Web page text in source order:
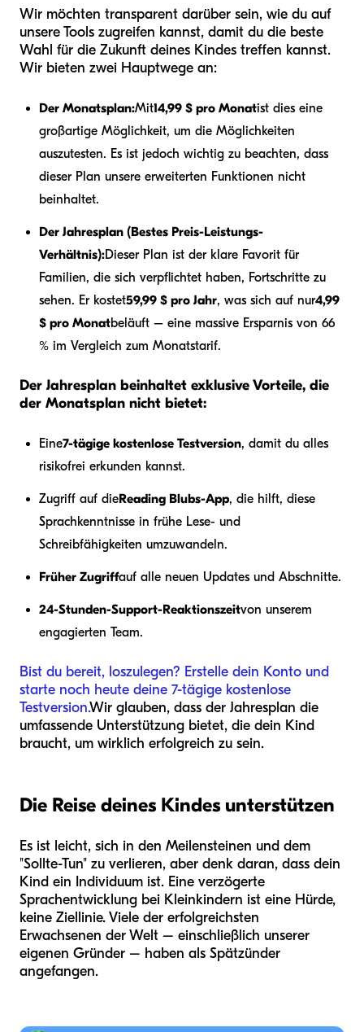
Wir möchten transparent darüber sein, wie du auf
unsere Tools zugreifen kannst, damit du die beste
Wahl für die Zukunft deines Kindes treffen kannst.
Wir bieten zwei Hauptwege an:
Der Monatsplan:Mit14,99 $ pro Monatist dies eine
großartige Möglichkeit, um die Möglichkeiten
auszutesten. Es ist jedoch wichtig zu beachten, dass
dieser Plan unsere erweiterten Funktionen nicht
beinhaltet.
Der Jahresplan (Bestes Preis-Leistungs-
Verhältnis):Dieser Plan ist der klare Favorit für
Familien, die sich verpflichtet haben, Fortschritte zu
sehen. Er kostet59,99 $ pro Jahr, was sich auf nur4,99
$ pro Monatbeläuft – eine massive Ersparnis von 66
% im Vergleich zum Monatstarif.
Der Jahresplan beinhaltet exklusive Vorteile, die
der Monatsplan nicht bietet:
Eine7-tägige kostenlose Testversion, damit du alles
risikofrei erkunden kannst.
Zugriff auf dieReading Blubs-App, die hilft, diese
Sprachkenntnisse in frühe Lese- und
Schreibfähigkeiten umzuwandeln.
Früher Zugriffauf alle neuen Updates und Abschnitte.
24-Stunden-Support-Reaktionszeitvon unserem
engagierten Team.
Bist du bereit, loszulegen? Erstelle dein Konto und
starte noch heute deine 7-tägige kostenlose
Testversion.Wir glauben, dass der Jahresplan die
umfassende Unterstützung bietet, die dein Kind
braucht, um wirklich erfolgreich zu sein.
Die Reise deines Kindes unterstützen
Es ist leicht, sich in den Meilensteinen und dem
"Sollte-Tun" zu verlieren, aber denk daran, dass dein
Kind ein Individuum ist. Eine verzögerte
Sprachentwicklung bei Kleinkindern ist eine Hürde,
keine Ziellinie. Viele der erfolgreichsten
Erwachsenen der Welt – einschließlich unserer
eigenen Gründer – haben als Spätzünder
angefangen.